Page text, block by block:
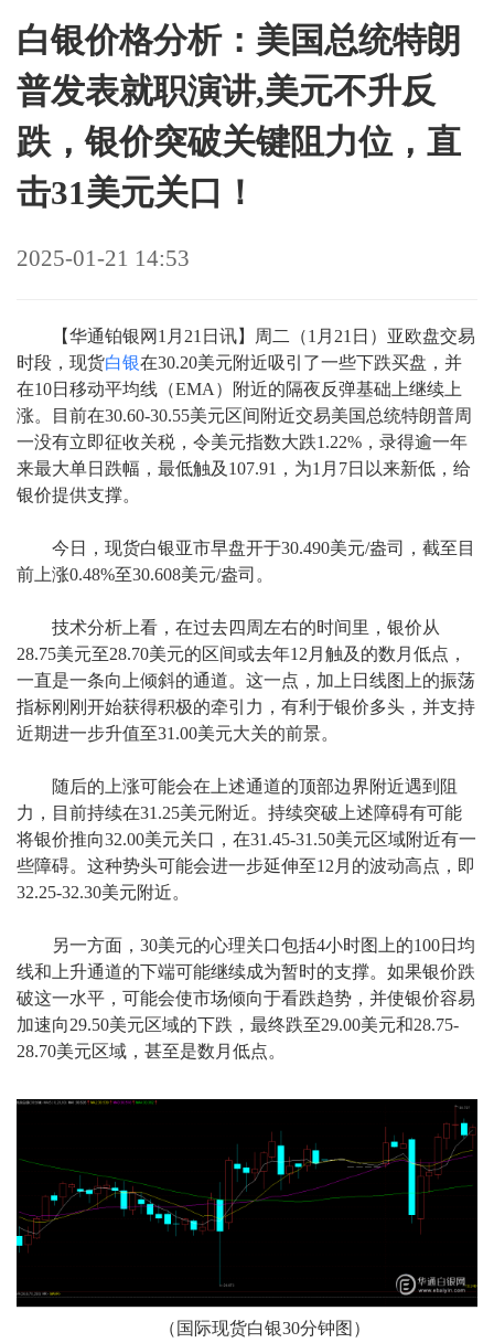
白银价格分析：美国总统特朗
普发表就职演讲,美元不升反
跌，银价突破关键阻力位，直
击31美元关口！
2025-01-21 14:53
【华通铂银网1月21日讯】周二（1月21日）亚欧盘交易
时段，现货白银在30.20美元附近吸引了一些下跌买盘，并
在10日移动平均线（EMA）附近的隔夜反弹基础上继续上
涨。目前在30.60-30.55美元区间附近交易美国总统特朗普周
一没有立即征收关税，令美元指数大跌1.22%，录得逾一年
来最大单日跌幅，最低触及107.91，为1月7日以来新低，给
银价提供支撑。
今日，现货白银亚市早盘开于30.490美元/盎司，截至目
前上涨0.48%至30.608美元/盎司。
技术分析上看，在过去四周左右的时间里，银价从
28.75美元至28.70美元的区间或去年12月触及的数月低点，
一直是一条向上倾斜的通道。这一点，加上日线图上的振荡
指标刚刚开始获得积极的牵引力，有利于银价多头，并支持
近期进一步升值至31.00美元大关的前景。
随后的上涨可能会在上述通道的顶部边界附近遇到阻
力，目前持续在31.25美元附近。持续突破上述障碍有可能
将银价推向32.00美元关口，在31.45-31.50美元区域附近有一
些障碍。这种势头可能会进一步延伸至12月的波动高点，即
32.25-32.30美元附近。
另一方面，30美元的心理关口包括4小时图上的100日均
线和上升通道的下端可能继续成为暂时的支撑。如果银价跌
破这一水平，可能会使市场倾向于看跌趋势，并使银价容易
加速向29.50美元区域的下跌，最终跌至29.00美元和28.75-
28.70美元区域，甚至是数月低点。
（国际现货白银30分钟图）